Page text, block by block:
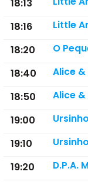
18:13
18:16 Little
18:20 O
18:40 Alice &
18:50 Alice &
19:00
19:10
19:20 D.P.A.